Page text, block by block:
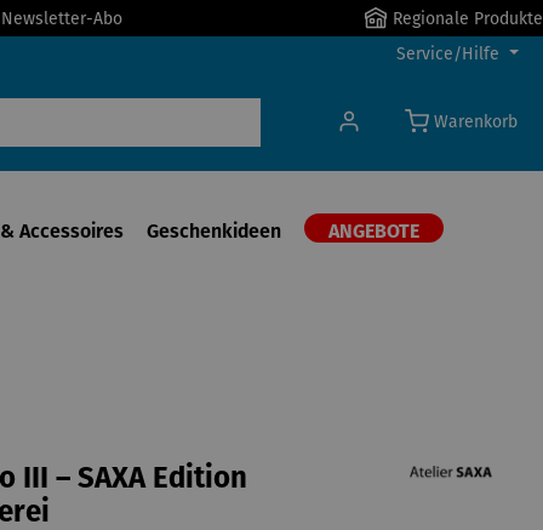
Abo
Regionale Produkte
Service/Hilfe
Warenkorb
Accessoires Geschenkideen ANGEBOTE
III – SAXA Edition